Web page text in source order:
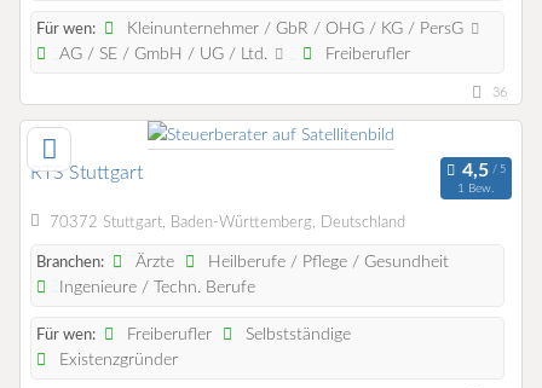
Für wen:
Kleinunternehmer / GbR / OHG / KG / PersG
AG / SE / GmbH / UG / Ltd.
Freiberufler
36
RTS Stuttgart
1 Bew.
70372 Stuttgart, Baden-Württemberg, Deutschland
Branchen: Ärzte
Heilberufe / Pflege / Gesundheit
Ingenieure / Techn. Berufe
Für wen: Freiberufler
Selbstständige
Existenzgründer